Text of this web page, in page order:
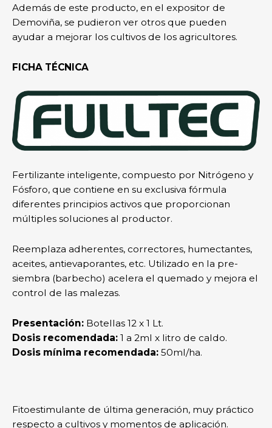
Además de este producto, en el expositor de
Demoviña, se pudieron ver otros que pueden
ayudar a mejorar los cultivos de los agricultores.
FICHA TÉCNICA
Fertilizante inteligente, compuesto por Nitrógeno y
Fósforo, que contiene en su exclusiva fórmula
diferentes principios activos que proporcionan
múltiples soluciones al productor.
Reemplaza adherentes, correctores, humectantes,
aceites, antievaporantes, etc. Utilizado en la pre-
siembra (barbecho) acelera el quemado y mejora el
control de las malezas.
Presentación: Botellas 12 x 1 Lt.
Dosis recomendada: 1 a 2ml x litro de caldo.
Dosis mínima recomendada: 50ml/ha.
Fitoestimulante de última generación, muy práctico
respecto a cultivos y momentos de aplicación.